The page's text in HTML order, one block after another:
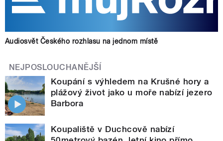
Audiosvět Českého rozhlasu na jednom místě
NEJPOSLOUCHANĚJŠÍ
Koupání s výhledem na Krušné hory a
plážový život jako u moře nabízí jezero
Barbora
Koupaliště v Duchcově nabízí